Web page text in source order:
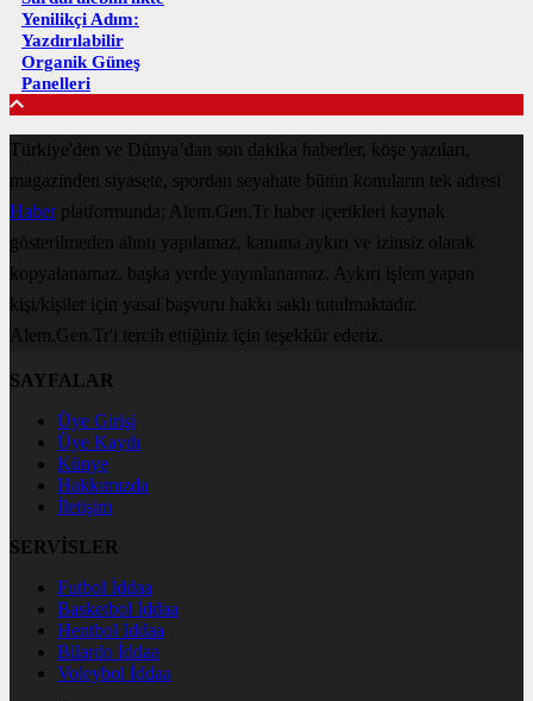
Yenilikçi Adım:
Yazdırılabilir
Organik Güneş
Panelleri
Türkiye'den ve Dünya’dan son dakika haberler, köşe yazıları,
magazinden siyasete, spordan seyahate bütün konuların tek adresi
Haberplatformunda; Alem.Gen.Tr haber içerikleri kaynak
gösterilmeden alıntı yapılamaz, kanuna aykırı ve izinsiz olarak
kopyalanamaz, başka yerde yayınlanamaz. Aykırı işlem yapan
kişi/kişiler için yasal başvuru hakkı saklı tutulmaktadır.
Alem.Gen.Tr'i tercih ettiğiniz için teşekkür ederiz.
SAYFALAR
Üye Girişi
Üye Kaydı
Künye
Hakkımızda
İletişim
SERVİSLER
Futbol İddaa
Basketbol İddaa
Hentbol İddaa
Bilardo İddaa
Voleybol İddaa